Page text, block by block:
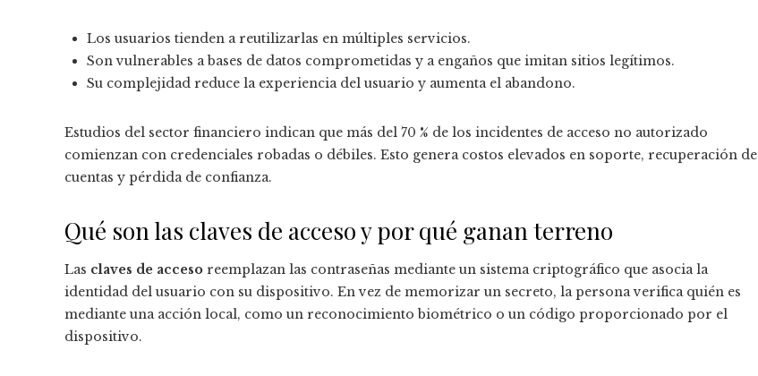
Los usuarios tienden a reutilizarlas en múltiples servicios.
Son vulnerables a bases de datos comprometidas y a engaños que imitan sitios legítimos.
Su complejidad reduce la experiencia del usuario y aumenta el abandono.
Estudios del sector financiero indican que más del 70 % de los incidentes de acceso no autorizado
comienzan con credenciales robadas o débiles. Esto genera costos elevados en soporte, recuperación de
cuentas y pérdida de confianza.
Qué son las claves de acceso y por qué ganan terreno
Las claves de acceso reemplazan las contraseñas mediante un sistema criptográfico que asocia la
identidad del usuario con su dispositivo. En vez de memorizar un secreto, la persona verifica quién es
mediante una acción local, como un reconocimiento biométrico o un código proporcionado por el
dispositivo.